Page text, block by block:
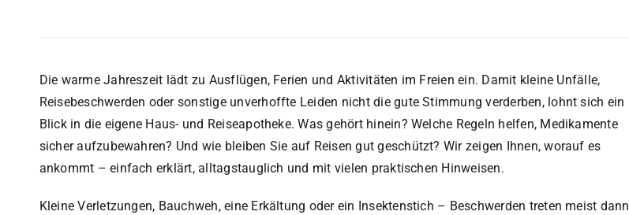
Die warme Jahreszeit lädt zu Ausflügen, Ferien und Aktivitäten im Freien ein. Damit kleine Unfälle,
Reisebeschwerden oder sonstige unverhoffte Leiden nicht die gute Stimmung verderben, lohnt sich ein
Blick in die eigene Haus- und Reiseapotheke. Was gehört hinein? Welche Regeln helfen, Medikamente
sicher aufzubewahren? Und wie bleiben Sie auf Reisen gut geschützt? Wir zeigen Ihnen, worauf es
ankommt – einfach erklärt, alltagstauglich und mit vielen praktischen Hinweisen.
Kleine Verletzungen, Bauchweh, eine Erkältung oder ein Insektenstich – Beschwerden treten meist dann